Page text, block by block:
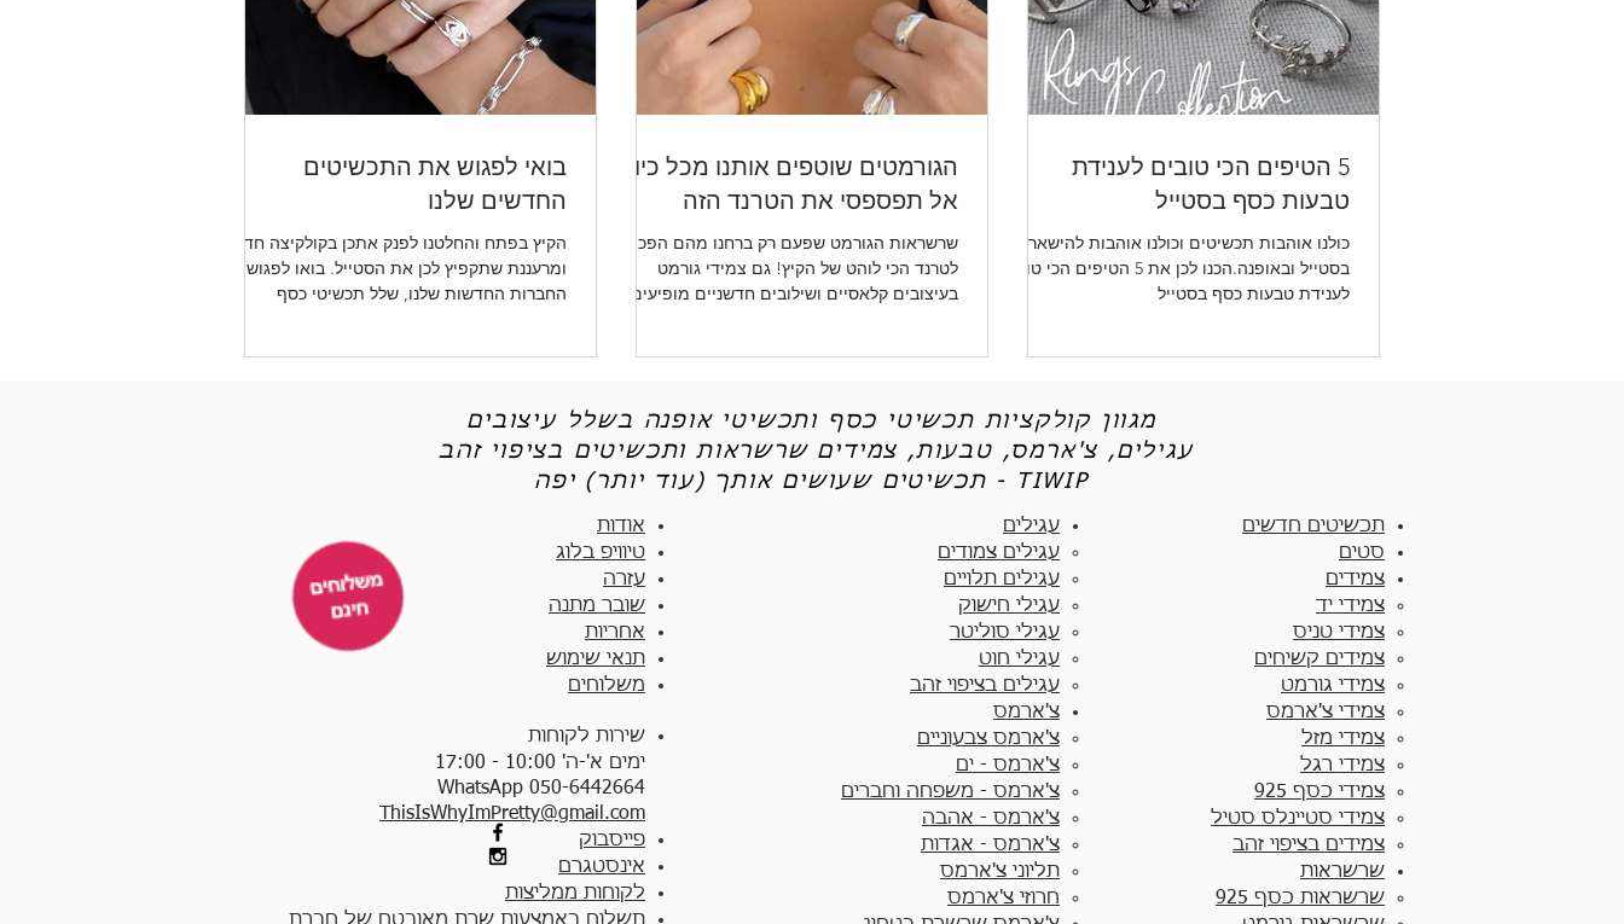
5 הטיפים הכי טובים לענידת
טבעות כסף בסטייל
כולנו אוהבות תכשיטים וכולנו אוהבות להישאר
בסטייל ובאופנה.הכנו לכן את 5 הטיפים הכי טובים
לענידת טבעות כסף בסטייל
הגורמטים שוטפים אותנו מכל כיוון -
אל תפספסי את הטרנד הזה
שרשראות הגורמט שפעם רק ברחנו מהם הפכו
לטרנד הכי לוהט של הקיץ! גם צמידי גורמט
בעיצובים קלאסיים ושילובים חדשניים מופיעים
בואי לפגוש את התכשיטים
החדשים שלנו
הקיץ בפתח והחלטנו לפנק אתכן בקולקיצה חדשה
ומרעננת שתקפיץ לכן את הסטייל. בואו לפגוש את
החברות החדשות שלנו, שלל תכשיטי כסף
מגוון קולקציות תכשיטי כסף ותכשיטי אופנה בשלל עיצובים
עגילים, צ'ארמס, טבעות, צמידים שרשראות ותכשיטים בציפוי זהב
תכשיטים שעושים אותך (עוד יותר) יפה - TIWIP
אודות
טיוויפ בלוג
עזרה
שובר מתנה
אחריות
תנאי שימוש
משלוחים
שירות לקוחות
ימים א'-ה' 10:00 - 17:00
WhatsApp 050-6442664
ThisIsWhyImPretty@gmail.com
פייסבוק
אינסטגרם
לקוחות ממליצות
עגילים
עגילים צמודים​
עגילים תלויים
עגילי חישוק
עגילי סוליטר
עגילי חוט
עגילים בציפוי זהב
צ'ארמס
צ'ארמס צבעוניים​
צ'ארמס - ים
צ'ארמס - משפחה וחברים
צ'ארמס - אהבה
צ'ארמס - אגדות
תליוני צ'ארמס
חרוזי צ'ארמס
תכשיטים חדשים
סטים
צמידים
צמידי יד​
צמידי טניס
צמידים קשיחים
צמידי גורמט
צמידי צ'ארמס
צמידי מזל
צמידי רגל
צמידי כסף 925
צמידי סטיינלס סטיל
צמידים בציפוי זהב
שרשראות
שרשראות כסף 925​